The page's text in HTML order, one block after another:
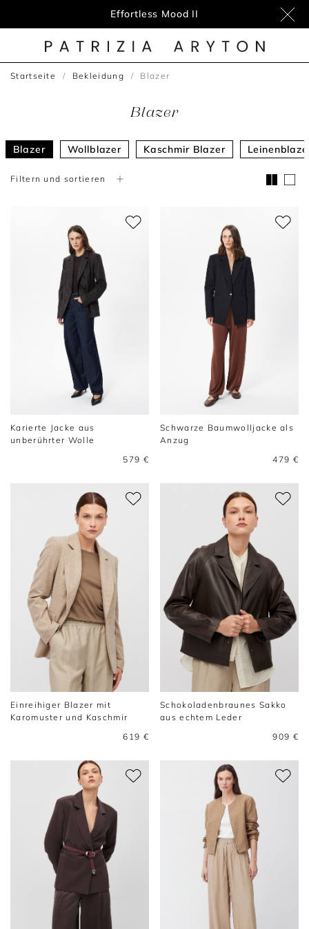
Effortless Mood II
Startseite Bekleidung Blazer
Blazer
Blazer Wollblazer Kaschmir Blazer
Filtern und sortieren
Karierte Jacke aus
unberührter Wolle
579 €
Schwarze Baumwolljacke als
Anzug
479 €
Einreihiger Blazer mit
Karomuster und Kaschmir
619 €
Schokoladenbraunes Sakko
aus echtem Leder
909 €